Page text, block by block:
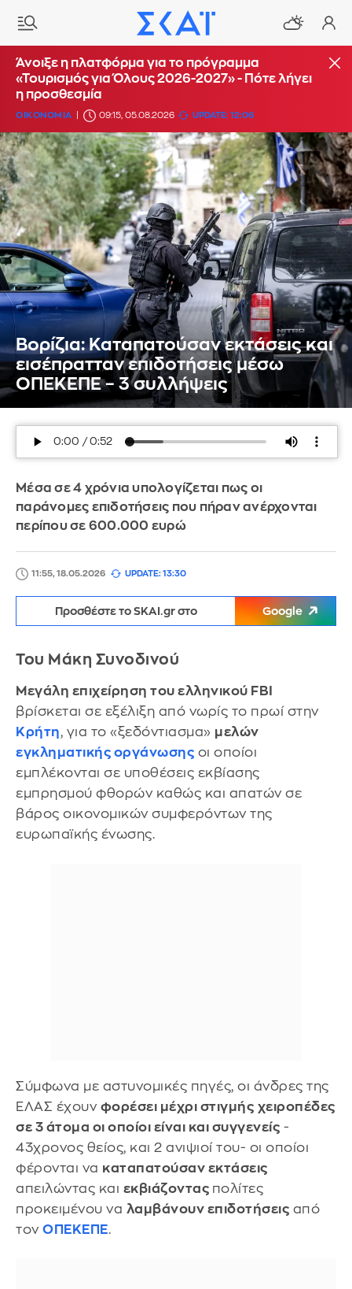
Άνοιξε η πλατφόρμα για το πρόγραμμα
«Τουρισμός για Όλους 2026-2027» - Πότε λήγει
η προσθεσμία
ΟΙΚΟΝΟΜΙΑ 09:15, 05.08.2026 UPDATE: 12:06
Βορίζια: Καταπατούσαν εκτάσεις και
εισέπρατταν επιδοτήσεις μέσω
ΟΠΕΚΕΠΕ – 3 συλλήψεις
Μέσα σε 4 χρόνια υπολογίζεται πως οι
παράνομες επιδοτήσεις που πήραν ανέρχονται
περίπου σε 600.000 ευρώ
11:55, 18.05.2026 UPDATE: 13:30
Προσθέστε το SKAI.gr στο Google
Του Μάκη Συνοδινού
Μεγάλη επιχείρηση του ελληνικού FBI
βρίσκεται σε εξέλιξη από νωρίς το πρωί στην
Κρήτη, για το «ξεδόντιασμα» μελών
εγκληματικής οργάνωσης οι οποίοι
εμπλέκονται σε υποθέσεις εκβίασης
εμπρησμού φθορών καθώς και απατών σε
βάρος οικονομικών συμφερόντων της
ευρωπαϊκής ένωσης.
Σύμφωνα με αστυνομικές πηγές, οι άνδρες της
ΕΛΑΣ έχουν φορέσει μέχρι στιγμής χειροπέδες
σε 3 άτομα οι οποίοι είναι και συγγενείς -
43χρονος θείος, και 2 ανιψιοί του- οι οποίοι
φέρονται να καταπατούσαν εκτάσεις
απειλώντας και εκβιάζοντας πολίτες
προκειμένου να λαμβάνουν επιδοτήσεις από
τον ΟΠΕΚΕΠΕ.